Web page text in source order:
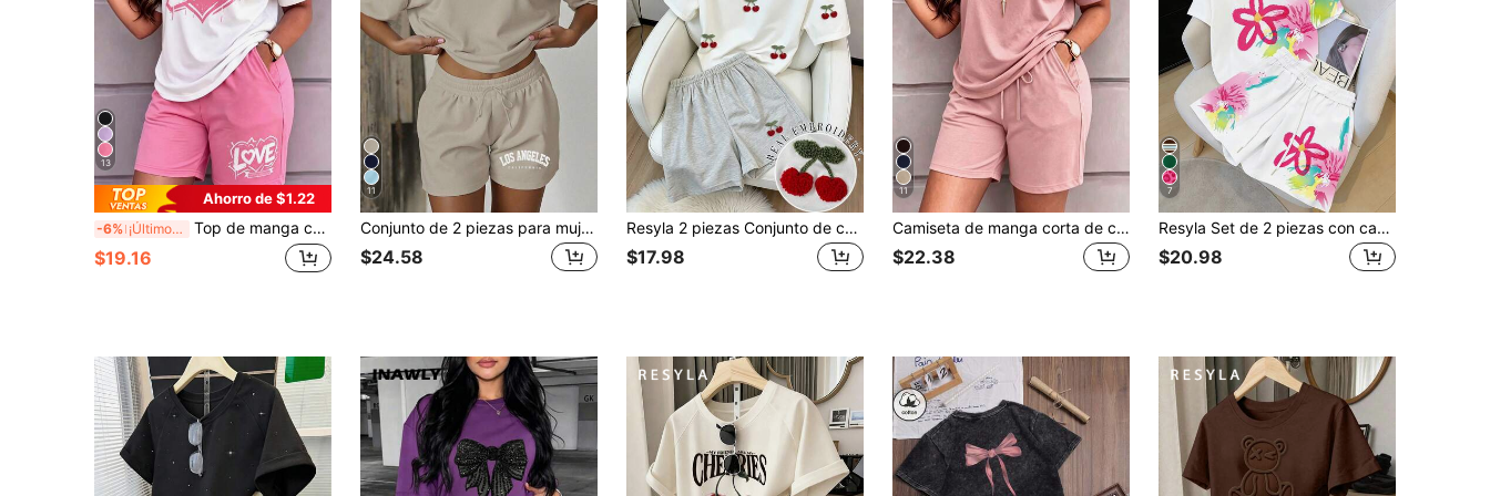
13
Ahorro de $1.22
-6% ¡Últimos 3 días Top de manga corta para mujer primavera/verano, nuevo, casual y versátil, estilo preppy con bloques de color, cuello redondo, estampado de corazón LOVE, y pantalón de cintura alta, pierna recta y holgada, elegante
$19.16
11
Conjunto de 2 piezas para mujer en beige claro, estilo casual de verano, streetwear, gimnasio y vuelta al cole, camiseta con gráfico de letras Los Angeles en caqui y shorts con cordón, 2026
$24.58
Resyla 2 piezas Conjunto de camiseta y shorts casuales de mujer con bordado de cerezas, traje de fruta cómodo para salir
$17.98
11
Camiseta de manga corta de cuello redondo vintage de unicolor & Shorts con cintura elástica y cordón para mujer, estilo relajado para vacaciones y hogar elegante, primavera verano otoño
$22.38
7
Resyla Set de 2 piezas con camiseta y pantalones cortos con estampado floral inspirado en la dopamina, conjunto informal de verano de ajuste holgado
$20.98